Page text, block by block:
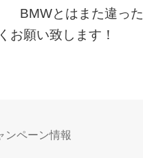
BMWとはまた違っ
お願い致します！
ンペーン情報